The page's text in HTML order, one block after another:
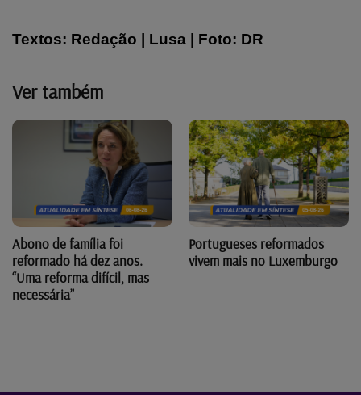
Textos: Redação | Lusa | Foto: DR
Ver também
Abono de família foi
reformado há dez anos.
“Uma reforma difícil, mas
necessária”
Portugueses reformados
vivem mais no Luxemburgo